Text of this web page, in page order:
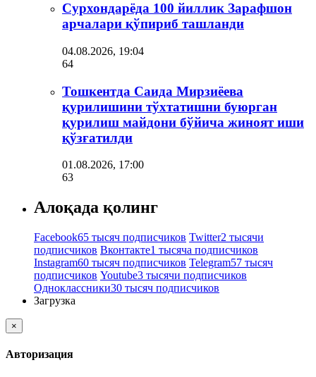
Сурхондарёда 100 йиллик Зарафшон
арчалари қўпириб ташланди
04.08.2026, 19:04
64
Тошкентда Саида Мирзиёева
қурилишини тўхтатишни буюрган
қурилиш майдони бўйича жиноят иши
қўзғатилди
01.08.2026, 17:00
63
Алоқада қолинг
Facebook65 тысяч подписчиков Twitter2 тысячи
подписчиков Вконтакте1 тысяча подписчиков
Instagram60 тысяч подписчиков Telegram57 тысяч
подписчиков Youtube3 тысячи подписчиков
Одноклассники30 тысяч подписчиков
Загрузка
×
Авторизация